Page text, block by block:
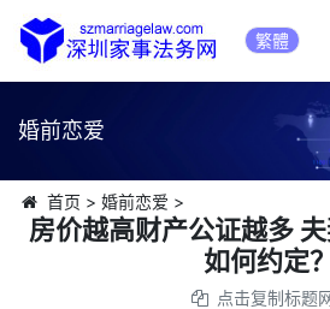
繁體
婚前恋爱
首页 > 婚前恋爱 >
房价越高财产公证越多
如何约定？
点击复制标题